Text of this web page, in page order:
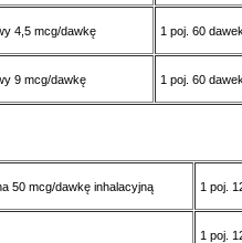
4,5 mcg/dawkę 1 poj. 60
9 mcg/dawkę 1 poj. 60
50 mcg/dawkę inhalacyjną 1 poj.
1 poj.